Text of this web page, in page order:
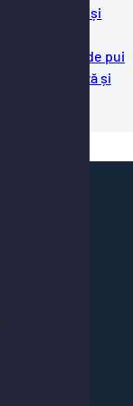
de bază și
carne de pui
porc, vită și